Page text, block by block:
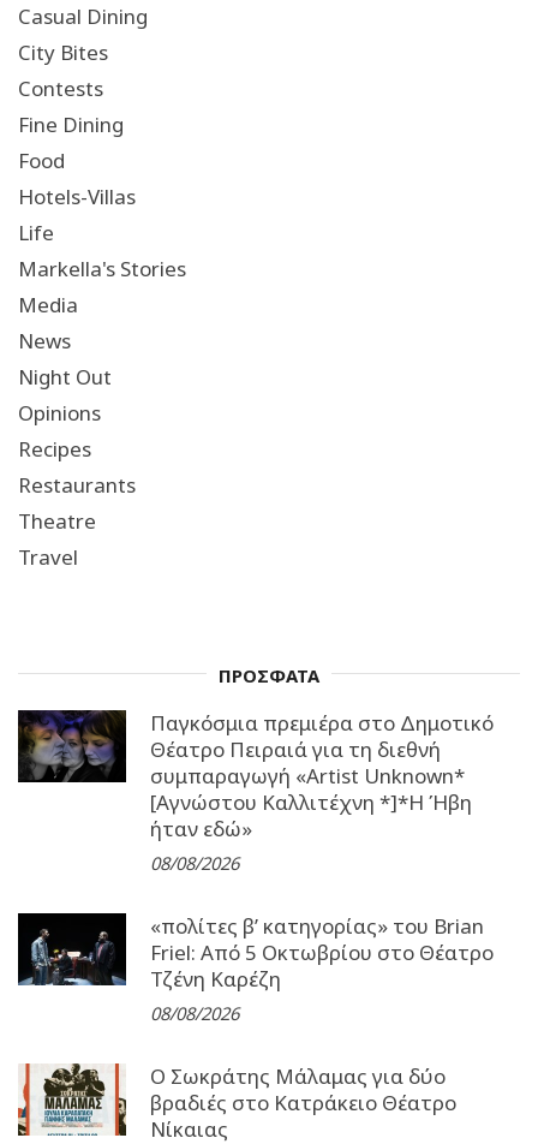
Casual Dining
City Bites
Contests
Fine Dining
Food
Hotels-Villas
Life
Markella's Stories
Media
News
Night Out
Opinions
Recipes
Restaurants
Theatre
Travel
ΠΡΟΣΦΑΤΑ
Παγκόσμια πρεμιέρα στο Δημοτικό
Θέατρο Πειραιά για τη διεθνή
συμπαραγωγή «Artist Unknown*
[Αγνώστου Καλλιτέχνη *]*Η Ήβη
ήταν εδώ»
08/08/2026
«πολίτες β’ κατηγορίας» του Brian
Friel: Από 5 Οκτωβρίου στο Θέατρο
Τζένη Καρέζη
08/08/2026
Ο Σωκράτης Μάλαμας για δύο
βραδιές στο Κατράκειο Θέατρο
Νίκαιας